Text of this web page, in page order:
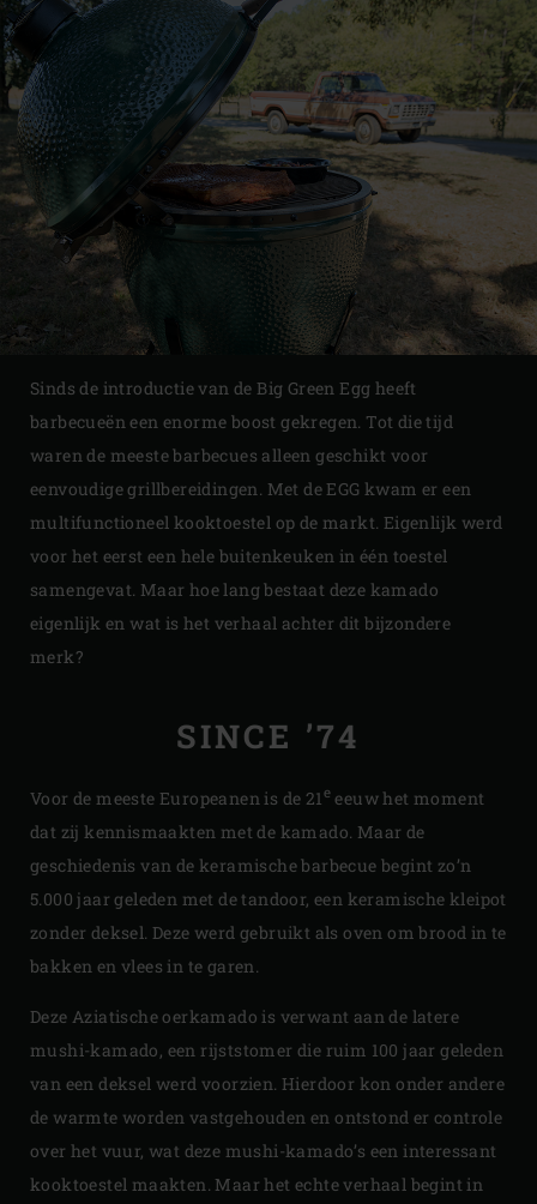
Sinds de introductie van de Big Green Egg heeft
barbecueën een enorme boost gekregen. Tot die tijd
waren de meeste barbecues alleen geschikt voor
eenvoudige grillbereidingen. Met de EGG kwam er een
multifunctioneel kooktoestel op de markt. Eigenlijk werd
voor het eerst een hele buitenkeuken in één toestel
samengevat. Maar hoe lang bestaat deze kamado
eigenlijk en wat is het verhaal achter dit bijzondere
merk?
SINCE ’74
Voor de meeste Europeanen is de 21e eeuw het moment
dat zij kennismaakten met de kamado. Maar de
geschiedenis van de keramische barbecue begint zo’n
5.000 jaar geleden met de tandoor, een keramische kleipot
zonder deksel. Deze werd gebruikt als oven om brood in te
bakken en vlees in te garen.
Deze Aziatische oerkamado is verwant aan de latere
mushi-kamado, een rijststomer die ruim 100 jaar geleden
van een deksel werd voorzien. Hierdoor kon onder andere
de warmte worden vastgehouden en ontstond er controle
over het vuur, wat deze mushi-kamado’s een interessant
kooktoestel maakten. Maar het echte verhaal begint in